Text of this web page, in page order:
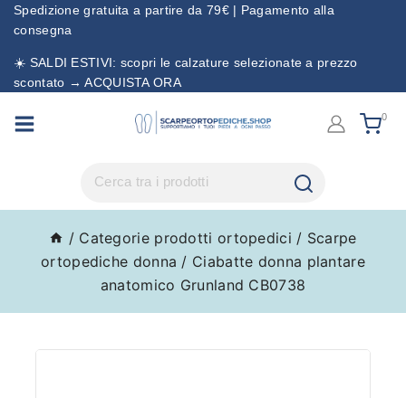
Spedizione gratuita a partire da 79€ | Pagamento alla
consegna
☀️ SALDI ESTIVI: scopri le calzature selezionate a prezzo
scontato → ACQUISTA ORA
0
/ Categorie prodotti ortopedici / Scarpe
ortopediche donna / Ciabatte donna plantare
anatomico Grunland CB0738